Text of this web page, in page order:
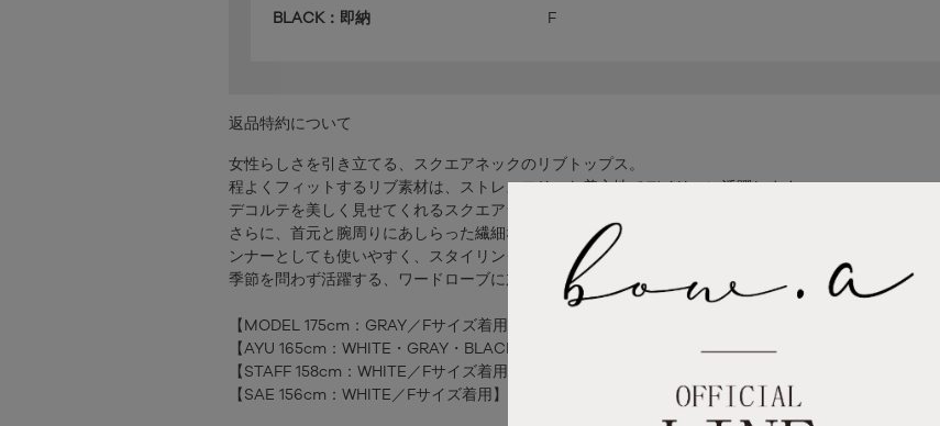
BLACK：即納 F
返品特約について
女性らしさを引き立てる、スクエアネックのリブトップス。
程よくフィットするリブ素材は、ストレスフリーな着心地でデイリーに活躍します。
デコルテを美しく見せてくれるスクエアラインが、シンプルながらも洗練された印象に。
さらに、首元と腕周りにあしらった繊細なレースが、さりげないアクセントをプラス。一枚でさらっ
ンナーとしても使いやすく、スタイリングの幅を広げてくれる万能アイテム。
季節を問わず活躍する、ワードローブに加えておきたい一着です。
【MODEL 175cm：GRAY／Fサイズ着用】
【AYU 165cm：WHITE・GRAY・BLACK／Fサイズ着用】
【STAFF 158cm：WHITE／Fサイズ着用】
【SAE 156cm：WHITE／Fサイズ着用】